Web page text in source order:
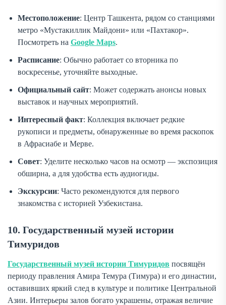
Местоположение: Центр Ташкента, рядом со станциями
метро «Мустакиллик Майдони» или «Пахтакор».
Посмотреть на Google Maps.
Расписание: Обычно работает со вторника по
воскресенье, уточняйте выходные.
Официальный сайт: Может содержать анонсы новых
выставок и научных мероприятий.
Интересный факт: Коллекция включает редкие
рукописи и предметы, обнаруженные во время раскопок
в Афрасиабе и Мерве.
Совет: Уделите несколько часов на осмотр — экспозиция
обширна, а для удобства есть аудиогиды.
Экскурсии: Часто рекомендуются для первого
знакомства с историей Узбекистана.
10. Государственный музей истории
Тимуридов
Государственный музей истории Тимуридов посвящён
периоду правления Амира Темура (Тимура) и его династии,
оставивших яркий след в культуре и политике Центральной
Азии. Интерьеры залов богато украшены, отражая величие